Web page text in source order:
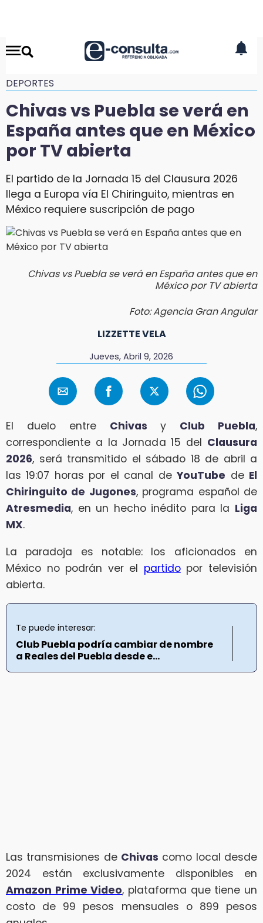
DEPORTES
Chivas vs Puebla se verá en
España antes que en México
por TV abierta
El partido de la Jornada 15 del Clausura 2026
llega a Europa vía El Chiringuito, mientras en
México requiere suscripción de pago
Chivas vs Puebla se verá en España antes que en
México por TV abierta
Foto: Agencia Gran Angular
LIZZETTE VELA
Jueves, Abril 9, 2026
El duelo entre Chivas y Club Puebla,
correspondiente a la Jornada 15 del Clausura
2026, será transmitido el sábado 18 de abril a
las 19:07 horas por el canal deYouTube de El
Chiringuito de Jugones, programa español de
Atresmedia, en un hecho inédito para la Liga
MX.
La paradoja es notable: los aficionados en
México no podrán ver el partidopor televisión
abierta.
Te puede interesar:
Club Puebla podría cambiar de nombre
a Reales del Puebla desde e...
Las transmisiones de Chivas como local desde
2024 están exclusivamente disponibles en
Amazon Prime Video, plataforma que tiene un
costo de 99 pesos mensuales o 899 pesos